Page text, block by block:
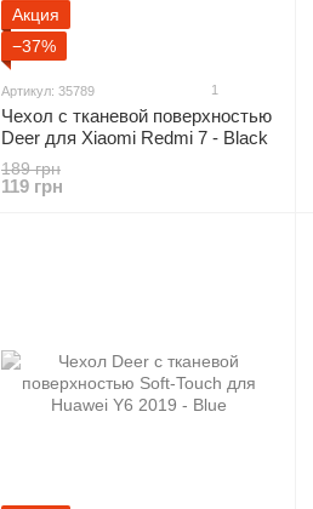
Акция
−37%
Артикул: 35789 1
Чехол с тканевой поверхностью
Deer для Xiaomi Redmi 7 - Black
189 грн
119 грн